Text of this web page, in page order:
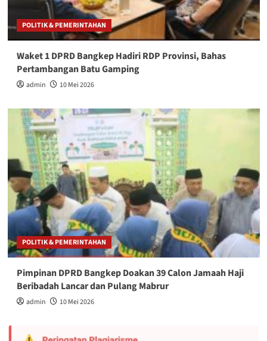
POLITIK & PEMERINTAHAN
Waket 1 DPRD Bangkep Hadiri RDP Provinsi, Bahas
Pertambangan Batu Gamping
admin 10 Mei 2026
POLITIK & PEMERINTAHAN
Pimpinan DPRD Bangkep Doakan 39 Calon Jamaah Haji
Beribadah Lancar dan Pulang Mabrur
admin 10 Mei 2026